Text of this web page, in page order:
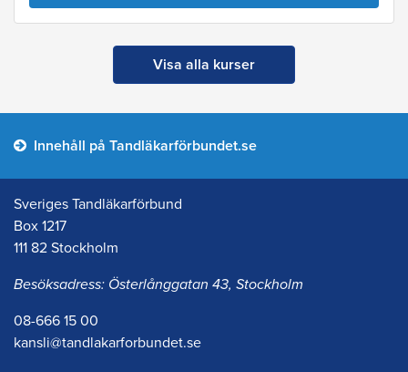
Visa alla kurser
Innehåll på Tandläkarförbundet.se
Sveriges Tandläkarförbund
Box 1217
111 82 Stockholm
Besöksadress: Österlånggatan 43, Stockholm
08-666 15 00
kansli@tandlakarforbundet.se